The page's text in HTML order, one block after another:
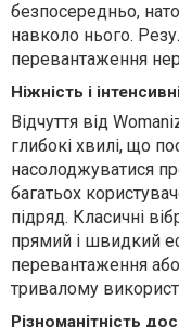
безпосередньо,
навколо нього.
перевантаження
Ніжність і
Відчуття від
глибокі хвилі, що
насолоджуватися
багатьох
підряд. Класичні
прямий і швидкий
перевантаження
тривалому
Різноманітність